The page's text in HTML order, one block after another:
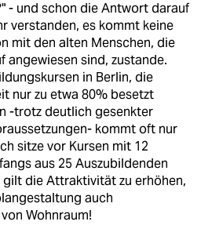
- und schon die Antwort darauf
verstanden, es kommt keine
mit den alten Menschen, die
angewiesen sind, zustande.
in Berlin, die
nur zu etwa 80% besetzt
-trotz deutlich gesenkter
kommt oft nur
sitze vor Kursen mit 12
aus 25 Auszubildenden
gilt die Attraktivität zu erhöhen,
auch
Wohnraum!